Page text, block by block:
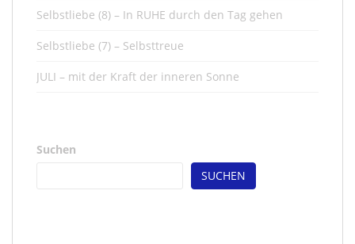
Selbstliebe (8) – In RUHE durch den Tag gehen
Selbstliebe (7) – Selbsttreue
JULI – mit der Kraft der inneren Sonne
Suchen
SUCHEN